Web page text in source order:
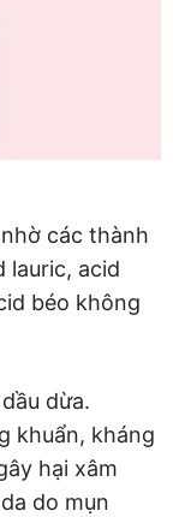
các thành
lauric, acid
béo không
dừa.
khuẩn, kháng
hại xâm
do mụn